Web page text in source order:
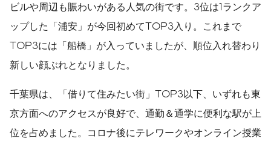
ビルや周辺も賑わいがある人気の街です。3位は1ランクア
ップした「浦安」が今回初めてTOP3入り。これまで
TOP3には「船橋」が入っていましたが、順位入れ替わり
新しい顔ぶれとなりました。
千葉県は、「借りて住みたい街」TOP3以下、いずれも東
京方面へのアクセスが良好で、通勤＆通学に便利な駅が上
位を占めました。コロナ後にテレワークやオンライン授業